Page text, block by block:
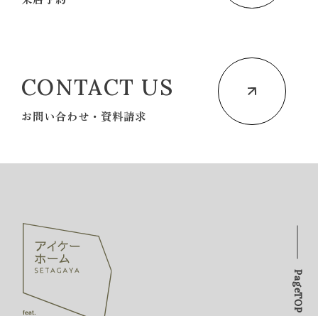
CONTACT US
お問い合わせ・資料請求
PageTOP